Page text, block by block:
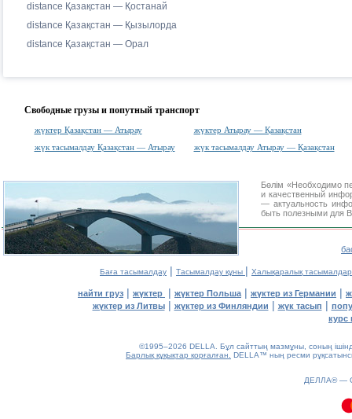
distance Қазақстан — Қостанай
distance Қазақстан — Қызылорда
distance Қазақстан — Орал
Свободные грузы и попутный транспорт
жүктер Қазақстан — Атырау
жүктер Атырау — Қазақстан
жүк тасымалдау Қазақстан — Атырау
жүк тасымалдау Атырау — Қазақстан
Бөлім «Необходимо
и качественный
— актуальность
быть полезными для
Баға тасымалдау | Тасымалдау құны | Халықаралық
найти груз | жүктер | жүктер Польша | жүктер из Германии |
жүктер из Литвы| жүктер из Финляндии | жүк тасып |
курс
©1995–2026 DELLA. Бұл сайттың мазмұны, соның
Барлық құқықтар қорғалған.
DELLA™ ның ресми
ДЕЛЛА® —